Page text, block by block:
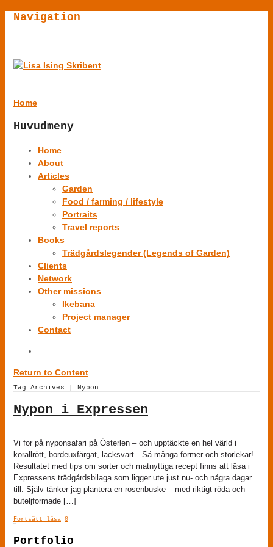
Navigation
Home
Huvudmeny
Home
About
Articles
Garden
Food / farming / lifestyle
Portraits
Travel reports
Books
Trädgårdslegender (Legends of Garden)
Clients
Network
Other missions
Ikebana
Project manager
Contact
Return to Content
Tag Archives | Nypon
Nypon i Expressen
Vi for på nyponsafari på Österlen – och upptäckte en hel värld i
korallrött, bordeuxfärgat, lacksvart…Så många former och storlekar!
Resultatet med tips om sorter och matnyttiga recept finns att läsa i
Expressens trädgårdsbilaga som ligger ute just nu- och några dagar
till. Själv tänker jag plantera en rosenbuske – med riktigt röda och
buteljformade […]
Fortsätt läsa 0
Portfolio